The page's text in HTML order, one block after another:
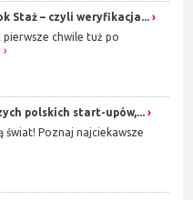
Staż – czyli weryfikacja...
chwile tuż po
polskich start-upów,...
świat! Poznaj najciekawsze